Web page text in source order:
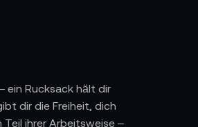
Rucksack hält dir
dir die Freiheit, dich
ihrer Arbeitsweise –